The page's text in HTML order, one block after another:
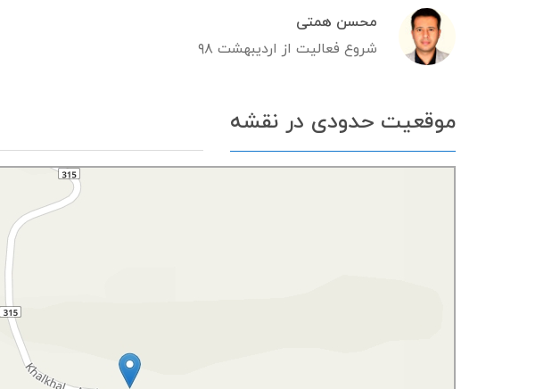
محسن همتی
شروع فعالیت از اردیبهشت ۹۸
موقعیت حدودی در نقشه